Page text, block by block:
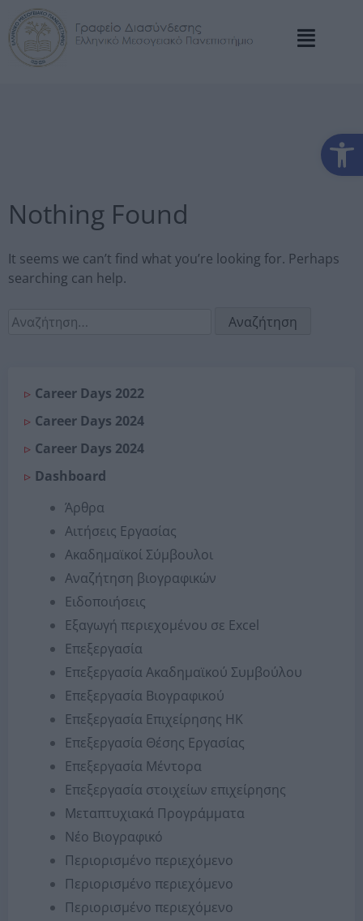
Nothing Found
It seems we can’t find what you’re looking for. Perhaps
searching can help.
Career Days 2022
Career Days 2024
Career Days 2024
Dashboard
Άρθρα
Αιτήσεις Εργασίας
Ακαδημαϊκοί Σύμβουλοι
Αναζήτηση βιογραφικών
Ειδοποιήσεις
Εξαγωγή περιεχομένου σε Excel
Επεξεργασία
Επεξεργασία Ακαδημαϊκού Συμβούλου
Επεξεργασία Βιογραφικού
Επεξεργασία Επιχείρησης ΗΚ
Επεξεργασία Θέσης Εργασίας
Επεξεργασία Μέντορα
Επεξεργασία στοιχείων επιχείρησης
Μεταπτυχιακά Προγράμματα
Νέο Βιογραφικό
Περιορισμένο περιεχόμενο
Περιορισμένο περιεχόμενο
Περιορισμένο περιεχόμενο